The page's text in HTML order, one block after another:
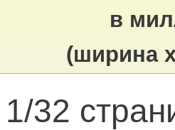
в
(ширина
1/32